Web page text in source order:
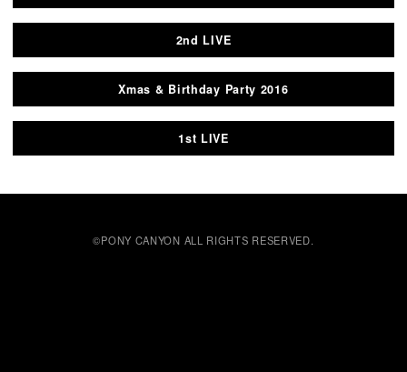
2nd LIVE
Xmas & Birthday Party 2016
1st LIVE
©PONY CANYON ALL RIGHTS RESERVED.